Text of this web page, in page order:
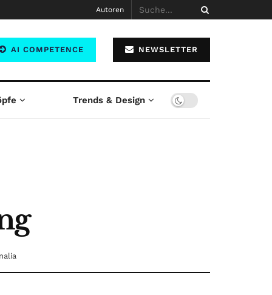
Autoren
AI COMPETENCE NEWSLETTER
Trends & Design